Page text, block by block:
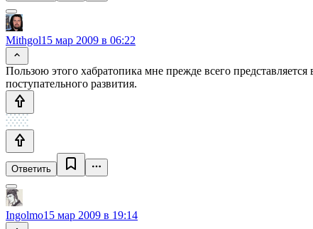
Mithgol15 мар 2009 в 06:22
Пользою этого хабратопика мне прежде всего
поступательного развития.
Ответить
Ingolmo15 мар 2009 в 19:14